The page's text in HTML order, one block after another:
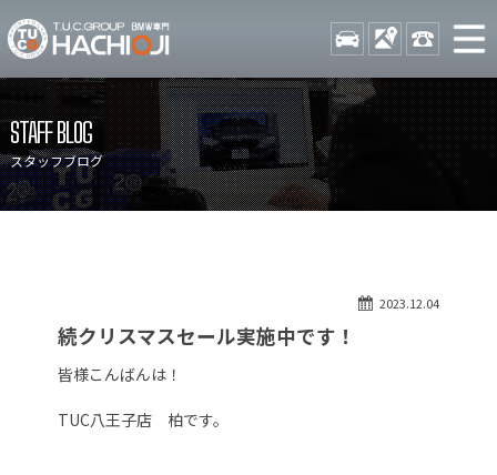
TUCグループ BMW専門 八
STOCK ACCESS 042-
ニュース
在庫リスト
目玉車両一覧
保証＆サービス
アクセスマップ
自動車保険
STAFF BLOG
スタッフブログ
2023.12.04
続クリスマスセール実施中です！
皆様こんばんは！
TUC八王子店 柏です。